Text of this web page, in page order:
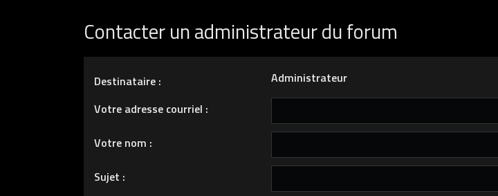
Contacter un administrateur du forum
Destinataire :
Administrateur
Votre adresse courriel :
Votre nom :
Sujet :